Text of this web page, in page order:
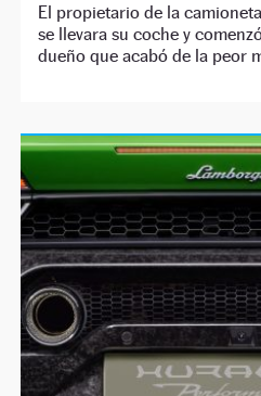
El propietario de la
se llevara su coche y
dueño que acabó de la peor